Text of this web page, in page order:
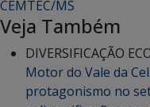
CEMTEC/MS
Veja Também
DIVERSIFICAÇÃO
Motor do Vale da
protagonismo no